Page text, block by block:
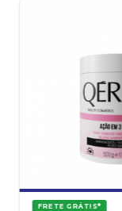
FRETE GRÁTIS*